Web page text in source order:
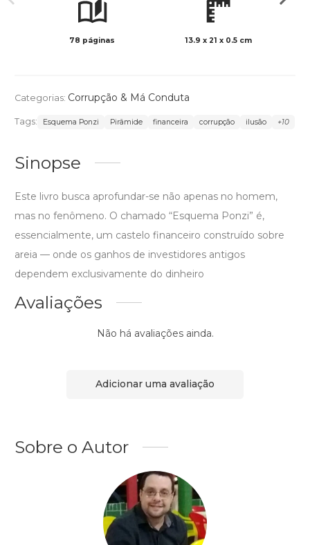
78 páginas 13.9 x 21 x 0.5 cm
Categorias: Corrupção & Má Conduta
Tags: Esquema Ponzi Pirâmide financeira corrupção ilusão +10
Sinopse
Este livro busca aprofundar-se não apenas no homem,
mas no fenômeno. O chamado “Esquema Ponzi” é,
essencialmente, um castelo financeiro construído sobre
areia — onde os ganhos de investidores antigos
dependem exclusivamente do dinheiro
Avaliações
Não há avaliações ainda.
Adicionar uma avaliação
Sobre o Autor